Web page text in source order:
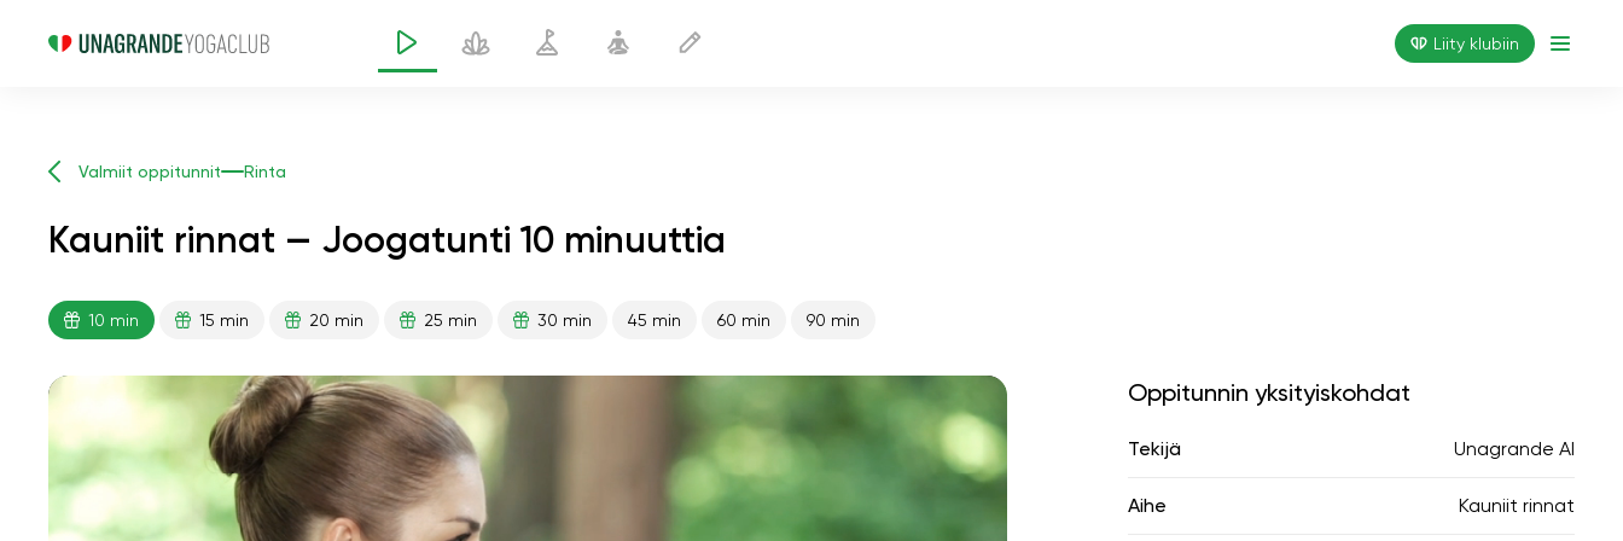
Liity klubiin
Valmiit oppitunnit Rinta
Kauniit rinnat — Joogatunti 10 minuuttia
10 min 15 min 20 min 25 min 30 min 45 min 60 min 90 min
Oppitunnin yksityiskohdat
Tekijä Unagrande AI
Aihe Kauniit rinnat